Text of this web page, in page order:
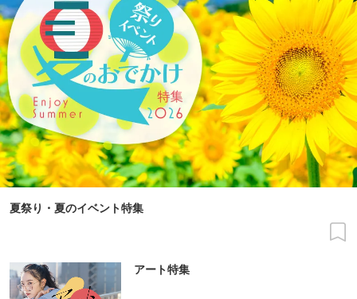
夏祭り・夏のイベント特集
アート特集